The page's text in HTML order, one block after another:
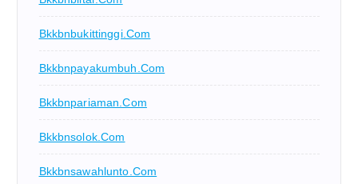
Bkkbnbukittinggi.com
Bkkbnpayakumbuh.com
Bkkbnpariaman.com
Bkkbnsolok.com
Bkkbnsawahlunto.com